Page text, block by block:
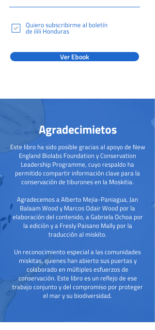
Quiero subscribirme al boletín
de ilili Honduras
Ver Ebook
Agradecimietos
Este libro ha sido posible gracias al apoyo de New
England Biolabs Foundation y Conservation
Leadership Programme, cuyo respaldo ha
permitido compartir información clave para la
conservación de tiburones en la Moskitia.
Agradecemos a Alberto Mejia-Paniagua, Jan
Balaam Wood y Marcos Odair Wood por la
elaboración del contenido, a Gabriela Ochoa por
la edición y a Fresly Paisano Mally por la
traducción al miskito.
Un reconocimiento especial a las comunidades
miskitas, quienes han abierto sus puertas y
colaborado en múltiples esfuerzos de
conservación. Este libro es un reflejo de ese
trabajo conjunto y del compromiso por proteger
el mar y su biodiversidad.